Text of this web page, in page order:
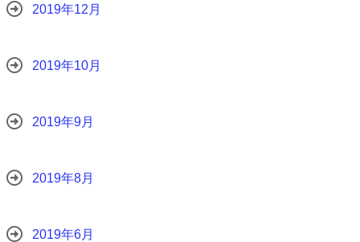
2019年12月
2019年10月
2019年9月
2019年8月
2019年6月